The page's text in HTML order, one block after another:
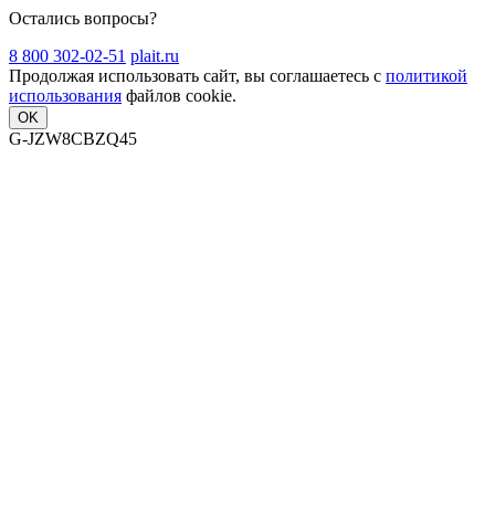
Остались вопросы?
8 800 302-02-51 plait.ru
Продолжая использовать сайт, вы соглашаетесь с политикой
использования файлов cookie.
OK
G-JZW8CBZQ45